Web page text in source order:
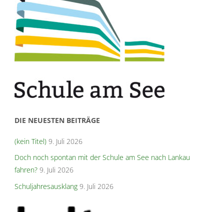
DIE NEUESTEN BEITRÄGE
(kein Titel) 9. Juli 2026
Doch noch spontan mit der Schule am See nach Lankau
fahren? 9. Juli 2026
Schuljahresausklang 9. Juli 2026